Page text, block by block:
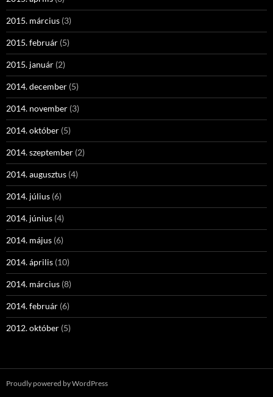
2015. március (3)
2015. február (5)
2015. január (2)
2014. december (5)
2014. november (3)
2014. október (5)
2014. szeptember (2)
2014. augusztus (4)
2014. július (6)
2014. június (4)
2014. május (6)
2014. április (10)
2014. március (8)
2014. február (6)
2012. október (5)
Proudly powered by WordPress